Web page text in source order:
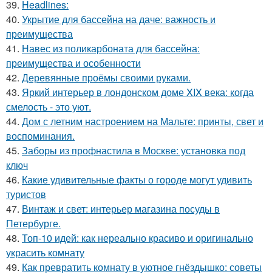
39. Headlines:
40. Укрытие для бассейна на даче: важность и
преимущества
41. Навес из поликарбоната для бассейна:
преимущества и особенности
42. Деревянные проёмы своими руками.
43. Яркий интерьер в лондонском доме XIX века: когда
смелость - это уют.
44. Дом с летним настроением на Мальте: принты, свет и
воспоминания.
45. Заборы из профнастила в Москве: установка под
ключ
46. Какие удивительные факты о городе могут удивить
туристов
47. Винтаж и свет: интерьер магазина посуды в
Петербурге.
48. Топ-10 идей: как нереально красиво и оригинально
украсить комнату
49. Как превратить комнату в уютное гнёздышко: советы